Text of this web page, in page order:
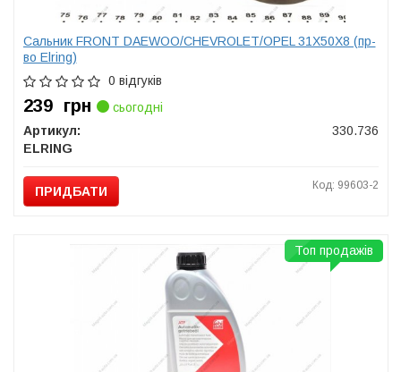
Сальник FRONT DAEWOO/CHEVROLET/OPEL 31X50X8 (пр-
во Elring)
0 відгуків
239 грн
сьогодні
Артикул:
330.736
ELRING
ПРИДБАТИ Код: 99603-2
Топ продажів